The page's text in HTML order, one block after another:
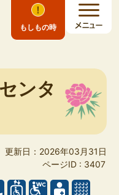
もしもの時
ンタ
更新日：2026年03月31日
ページID : 3407